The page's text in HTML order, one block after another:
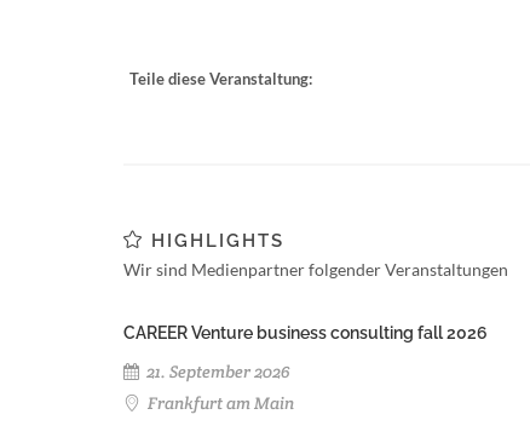
Teile diese Veranstaltung:
HIGHLIGHTS
Wir sind Medienpartner folgender Veranstaltungen
CAREER Venture business consulting fall 2026
21. September 2026
Frankfurt am Main